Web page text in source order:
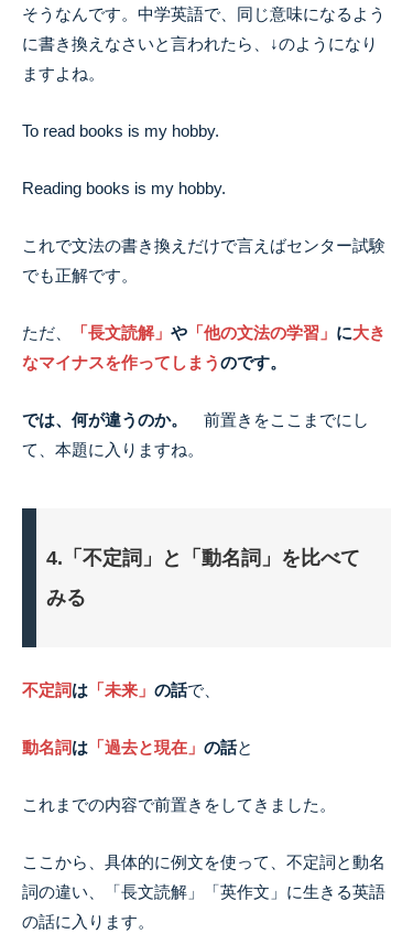
そうなんです。中学英語で、同じ意味になるよう
に書き換えなさいと言われたら、↓のようになり
ますよね。
To read books is my hobby.
Reading books is my hobby.
これで文法の書き換えだけで言えばセンター試験
でも正解です。
ただ、 「長文読解」 や 「他の文法の学習」 に大き
なマイナスを作ってしまうのです。
では、何が違うのか。
前置きをここまでにし
て、本題に入りますね。
4.「不定詞」と「動名詞」を比べて
みる
不定詞は 「未来」 の話で、
動名詞は 「過去と現在」 の話と
これまでの内容で前置きをしてきました。
ここから、具体的に例文を使って、不定詞と動名
詞の違い、「長文読解」「英作文」に生きる英語
の話に入ります。